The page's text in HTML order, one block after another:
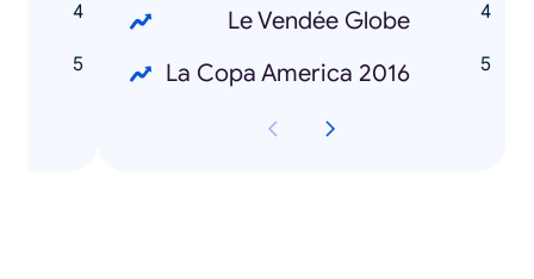
Le Vendée Globe
La Copa America 2016